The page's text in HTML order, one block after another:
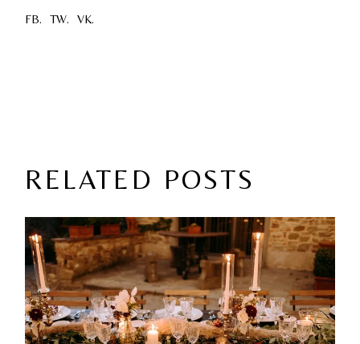
FB. TW. VK.
RELATED POSTS